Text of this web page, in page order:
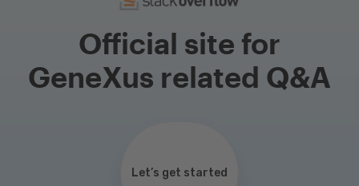
Official site for
GeneXus related Q&A
Let’s get started